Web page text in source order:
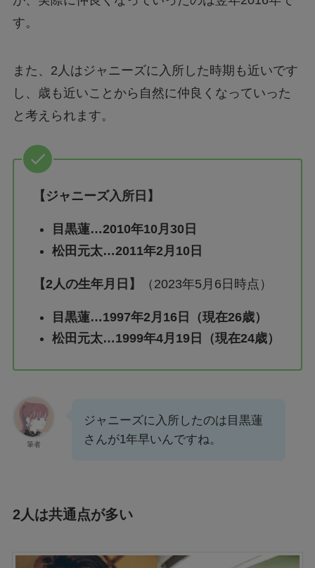
す。
また、2人はジャニーズに入所した時期も近いです
し、歳も近いことから自然に仲良くなっていった
と考えられます。
【ジャニーズ入所日】
目黒蓮…2010年10月30日
松田元太…2011年2月10日
【2人の生年月日】 （2023年5月6日時点）
目黒蓮…1997年2月16日（現在26歳）
松田元太…1999年4月19日（現在24歳）
筆者
ジャニーズに入所したのは目黒蓮
さんが1年早いんですね。
2人は共通点が多い